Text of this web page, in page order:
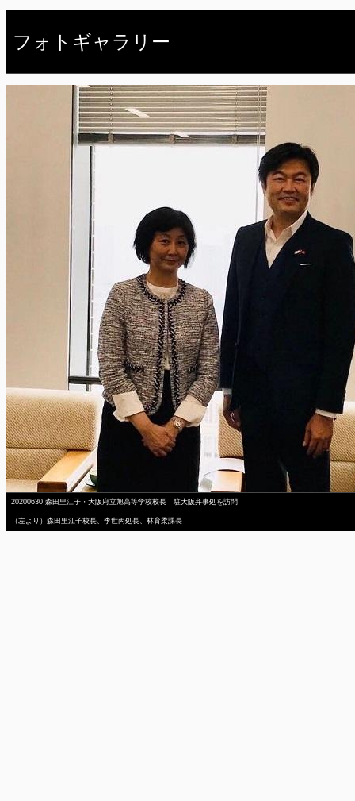
フォトギャラリー
20200630 森田里江子・大阪府立旭高等学校校長 駐大阪弁事処を訪問
（左より）森田里江子校長、李世丙処長、林育柔課長